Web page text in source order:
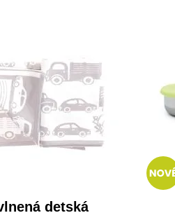
detská